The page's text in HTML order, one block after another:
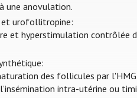
une anovulation.
urofollitropine:
et hyperstimulation contrôlée
des follicules par
intra-utérine ou